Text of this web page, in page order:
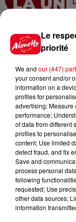
Jeux
Le
priorité
We and our (447)
your consent and/or
information on a
profiles for
advertising; Measure
performance;
of data from different
profiles to
content; Use limited
detect fraud, and fix
Save and
process personal
following
requested; Use
other data sources;
information